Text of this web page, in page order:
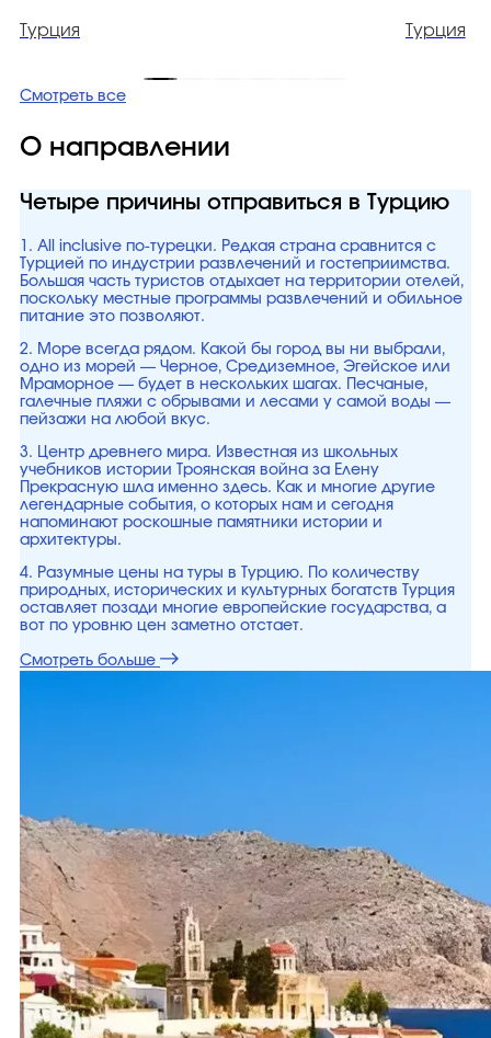
Турция Турция
Смотреть все
О направлении
Четыре причины отправиться в Турцию
1. All inclusive по-турецки. Редкая страна сравнится с
Турцией по индустрии развлечений и гостеприимства.
Большая часть туристов отдыхает на территории отелей,
поскольку местные программы развлечений и обильное
питание это позволяют.
2. Море всегда рядом. Какой бы город вы ни выбрали,
одно из морей — Черное, Средиземное, Эгейское или
Мраморное — будет в нескольких шагах. Песчаные,
галечные пляжи с обрывами и лесами у самой воды —
пейзажи на любой вкус.
3. Центр древнего мира. Известная из школьных
учебников истории Троянская война за Елену
Прекрасную шла именно здесь. Как и многие другие
легендарные события, о которых нам и сегодня
напоминают роскошные памятники истории и
архитектуры.
4. Разумные цены на туры в Турцию. По количеству
природных, исторических и культурных богатств Турция
оставляет позади многие европейские государства, а
вот по уровню цен заметно отстает.
Смотреть больше